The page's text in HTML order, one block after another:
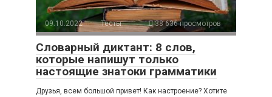
09.10.2022 Тесты 38 636 просмотров
Словарный диктант: 8 слов,
которые напишут только
настоящие знатоки грамматики
Друзья, всем большой привет! Как настроение? Хотите